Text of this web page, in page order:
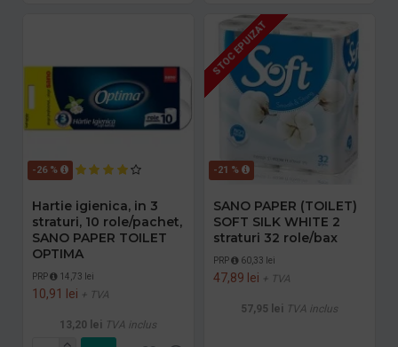
-26 %
Hartie igienica, in 3
straturi, 10 role/pachet,
SANO PAPER TOILET
OPTIMA
PRP 14,73 lei
10,91 lei + TVA
13,20 lei TVA inclus
-21 %
STOC EPUIZAT
SANO PAPER (TOILET)
SOFT SILK WHITE 2
straturi 32 role/bax
PRP 60,33 lei
47,89 lei + TVA
57,95 lei TVA inclus